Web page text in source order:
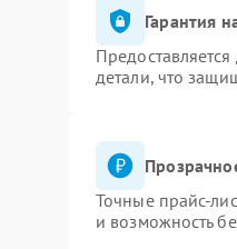
Гарантия
детали, что
Точные прайс-
и возможность